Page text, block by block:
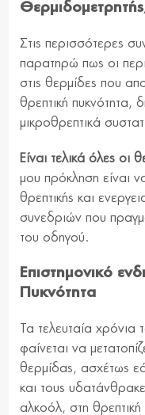
Στις περισσότερες
παρατηρώ πως οι
στις θερμίδες που
θρεπτική πυκνότητα,
μικροθρεπτικά
Είναι τελικά όλες οι
μου πρόκληση είναι
θρεπτικής και
συνεδριών που
του οδηγού.
Επιστημονικό
Πυκνότητα
Τα τελευταία χρόνια
φαίνεται να
θερμίδας, ασχέτως
και τους
αλκοόλ, στη θρεπτική